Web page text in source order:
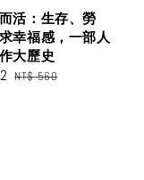
活：生存、勞
幸福感，一部人
大歷史
Regular
NT$ 560